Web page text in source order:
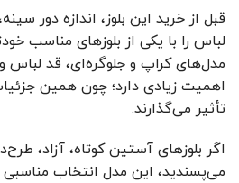
قبل از خرید این بلوز، اندازه دور
لباس را با یکی از بلوزهای مناسب
مدل‌های کراپ و جلوگره‌ای، قد لباس
اهمیت زیادی دارد؛ چون همین
تأثیر می‌گذارند.
اگر بلوزهای آستین کوتاه، آزاد،
می‌پسندید، این مدل انتخاب